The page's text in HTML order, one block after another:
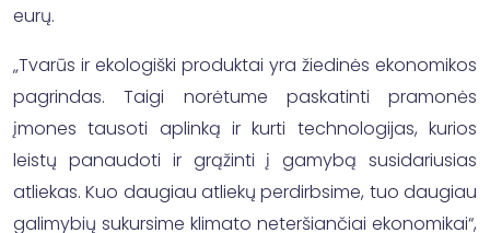
eurų.
„Tvarūs ir ekologiški produktai yra žiedinės ekonomikos
pagrindas. Taigi norėtume paskatinti pramonės
įmones tausoti aplinką ir kurti technologijas, kurios
leistų panaudoti ir grąžinti į gamybą susidariusias
atliekas. Kuo daugiau atliekų perdirbsime, tuo daugiau
galimybių sukursime klimato neteršiančiai ekonomikai“,